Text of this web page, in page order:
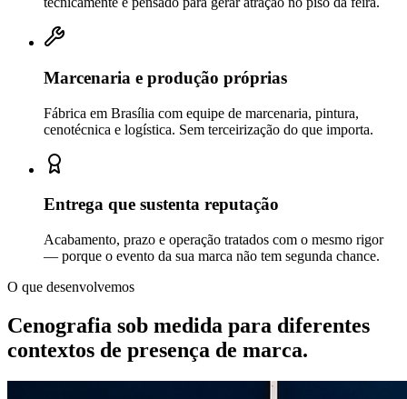
Marcenaria e produção próprias
Fábrica em Brasília com equipe de marcenaria, pintura,
cenotécnica e logística. Sem terceirização do que importa.
Entrega que sustenta reputação
Acabamento, prazo e operação tratados com o mesmo rigor
— porque o evento da sua marca não tem segunda chance.
O que desenvolvemos
Cenografia sob medida para diferentes
contextos de presença de marca.